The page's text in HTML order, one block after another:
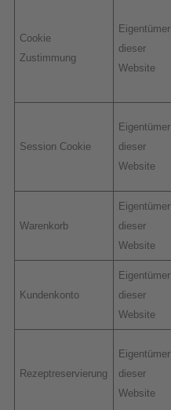
Cookie
Zustimmung
Eigentümer
dieser
Website
Session Cookie
Eigentümer
dieser
Website
Warenkorb
Eigentümer
dieser
Website
Kundenkonto
Eigentümer
dieser
Website
Rezeptreservierung
Eigentümer
dieser
Website